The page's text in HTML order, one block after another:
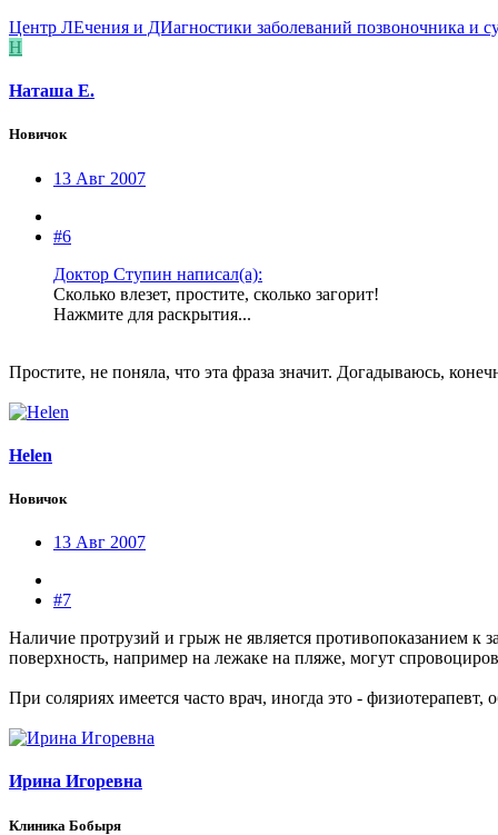
Центр ЛЕчения и ДИагностики заболеваний позвоночника и
Н
Наташа Е.
Новичок
13 Авг 2007
#6
Доктор Ступин написал(а):
Сколько влезет, простите, сколько загорит!
Нажмите для раскрытия...
Простите, не поняла, что эта фраза значит. Догадываюсь,
Helen
Новичок
13 Авг 2007
#7
Наличие протрузий и грыж не является противопоказанием к
поверхность, например на лежаке на пляже, могут
При соляриях имеется часто врач, иногда это -
Ирина Игоревна
Клиника Бобыря